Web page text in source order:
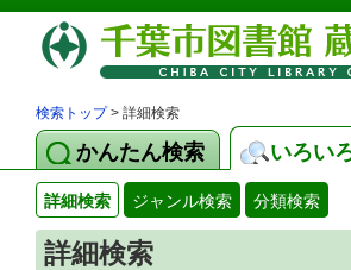
検索トップ> 詳細検索
かんたん検索 いろい
詳細検索 ジャンル検索 分類検索
詳細検索